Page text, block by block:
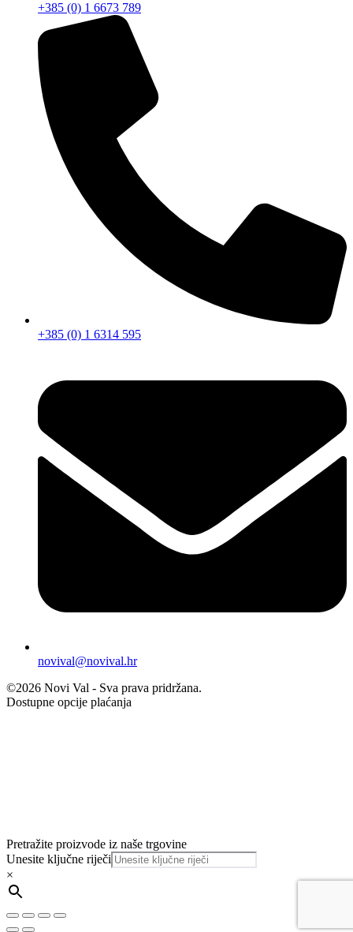
+385 (0) 1 6673 789
+385 (0) 1 6314 595
novival@novival.hr
©2026 Novi Val - Sva prava pridržana.
Dostupne opcije plaćanja
Pretražite proizvode iz naše trgovine
Unesite ključne riječi
×